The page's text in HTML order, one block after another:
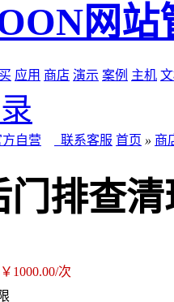
网站
应用 商店 演示 案例 主机
自营 联系客服 首页 » 商
门排查清
￥ 1000.00/次